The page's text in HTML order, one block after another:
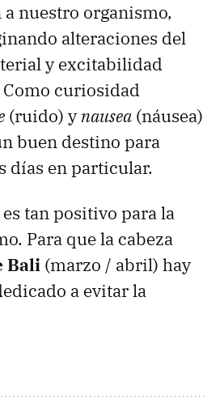
nuestro organismo,
alteraciones del
y excitabilidad
curiosidad
(ruido) ynausea (náusea)
buen destino para
días en particular.
tan positivo para la
Para que la cabeza
Bali (marzo / abril) hay
a evitar la